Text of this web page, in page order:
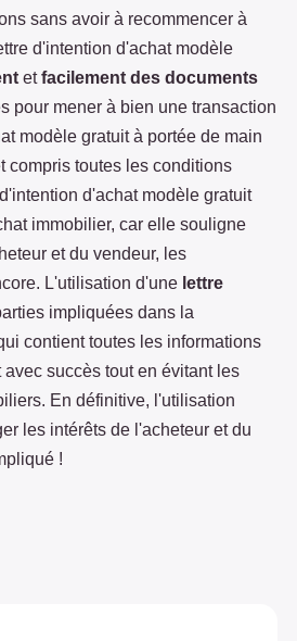
sans avoir à recommencer à
d'intention d'achat modèle
etfacilement des documents
pour mener à bien une transaction
modèle gratuit à portée de main
compris toutes les conditions
d'achat modèle gratuit
immobilier, car elle souligne
et du vendeur, les
L'utilisation d'une lettre
impliquées dans la
contient toutes les informations
succès tout en évitant les
En définitive, l'utilisation
les intérêts de l'acheteur et du
!